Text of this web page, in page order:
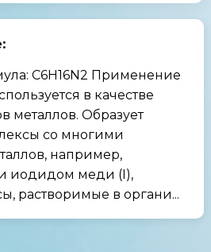
C6H16N2 Применение
в качестве
металлов. Образует
со многими
например,
иодидом меди (I),
растворимые в органи...